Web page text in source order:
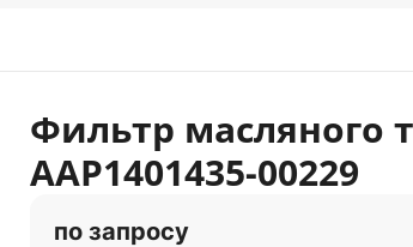
Фильтр масляного
AAP1401435-00229
по запросу